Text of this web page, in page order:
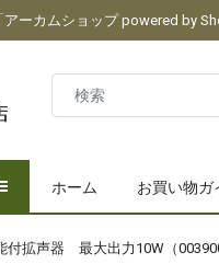
ーカムショップ powered by
ホーム お買い物ガ
付拡声器 最大出力10W（